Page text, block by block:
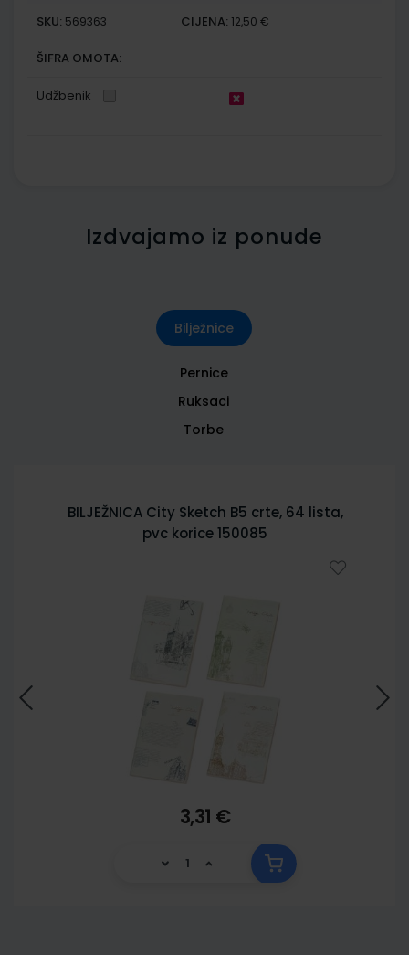
SKU: 569363 CIJENA: 12,50 €
ŠIFRA OMOTA:
Udžbenik
Izdvajamo iz ponude
Bilježnice
Pernice
Ruksaci
Torbe
BILJEŽNICA City Sketch B5 crte, 64 lista,
pvc korice 150085
3,31 €